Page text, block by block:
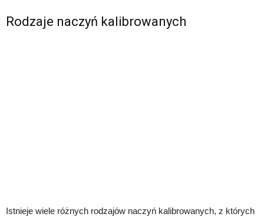
Rodzaje naczyń kalibrowanych
Istnieje wiele różnych rodzajów naczyń kalibrowanych, z których